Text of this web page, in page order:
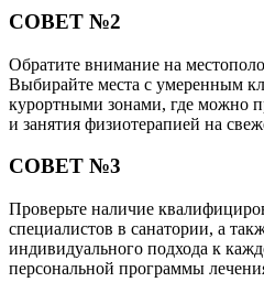
СОВЕТ №2
Обратите внимание на
Выбирайте места с умеренным
курортными зонами, где можно
и занятия физиотерапией на
СОВЕТ №3
Проверьте наличие
специалистов в санатории, а
индивидуального подхода к
персональной программы